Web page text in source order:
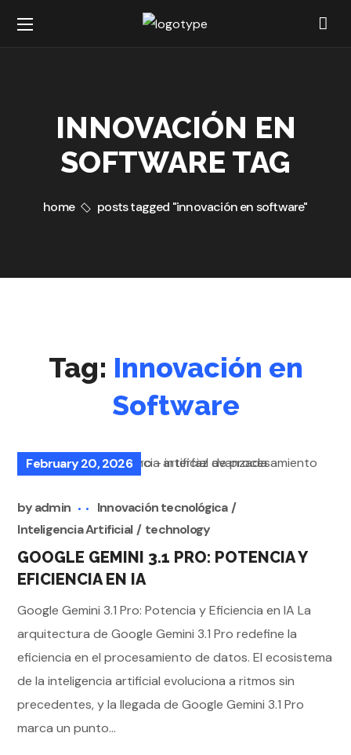
INNOVACIÓN EN
SOFTWARE TAG
home posts tagged "innovación en software"
Tag: Innovación en
Software
February 20, 2026
byadmin
Innovación tecnológica
Inteligencia Artificial
technology
GOOGLE GEMINI 3.1 PRO: POTENCIA Y
EFICIENCIA EN IA
Google Gemini 3.1 Pro: Potencia y Eficiencia en IA La
arquitectura de Google Gemini 3.1 Pro redefine la
eficiencia en el procesamiento de datos. El ecosistema
de la inteligencia artificial evoluciona a ritmos sin
precedentes, y la llegada de Google Gemini 3.1 Pro
marca un punto...